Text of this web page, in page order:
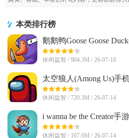
本类排行榜
鹅鹅鸭Goose Goose
安卓完整版
休闲益智 / 904.3M / 26-07-18
太空狼人(Among Us)手
安卓全解锁版
休闲益智 / 720.3M / 26-07-14
i wanna be the Creator手
文版
休闲益智 / 167.6M / 26-07-14